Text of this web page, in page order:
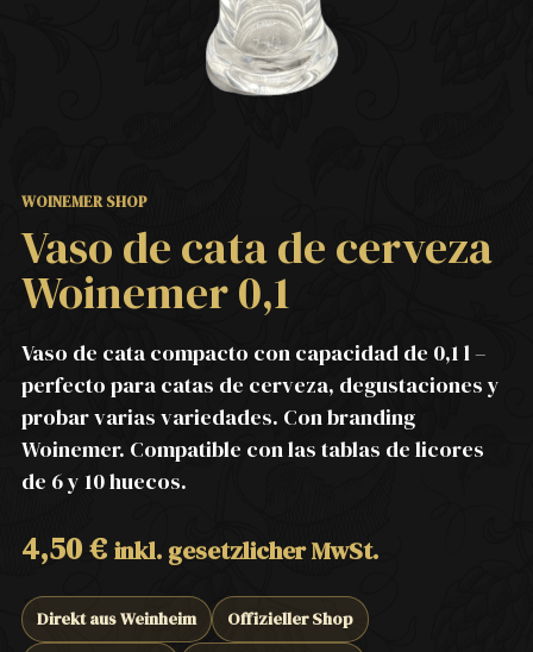
WOINEMER SHOP
Vaso de cata de cerveza
Woinemer 0,1
Vaso de cata compacto con capacidad de 0,1 l –
perfecto para catas de cerveza, degustaciones y
probar varias variedades. Con branding
Woinemer. Compatible con las tablas de licores
de 6 y 10 huecos.
4,50€ inkl. gesetzlicher MwSt.
Direkt aus Weinheim
Offizieller Shop